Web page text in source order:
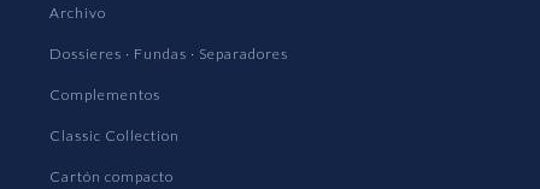
Archivo
Dossieres · Fundas · Separadores
Complementos
Classic Collection
Cartón compacto